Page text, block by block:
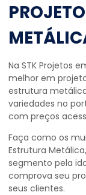
Na STK Projetos
melhor em
estrutura
variedades no
com preços
Faça como os
Estrutura
segmento pela
comprova seu
seus clientes.